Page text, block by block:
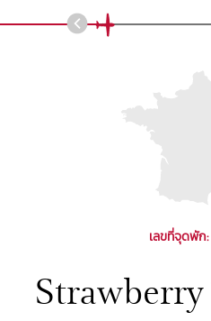
เลขที่จุดพัก